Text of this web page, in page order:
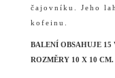
čajovníku. Jeho
kofeinu.
BALENÍ OBSAHUJE
ROZMĚRY 10 X 10 CM.